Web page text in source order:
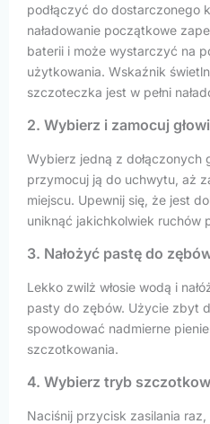
podłączyć do dostarczonego
naładowanie początkowe
baterii i może wystarczyć na
użytkowania. Wskaźnik
szczoteczka jest w pełni
2. Wybierz i zamocuj
Wybierz jedną z dołączonych
przymocuj ją do uchwytu, aż
miejscu. Upewnij się, że jest
uniknąć jakichkolwiek ruchów
3. Nałożyć pastę do
Lekko zwilż włosie wodą i
pasty do zębów. Użycie zbyt
spowodować nadmierne
szczotkowania.
4. Wybierz tryb
Naciśnij przycisk zasilania